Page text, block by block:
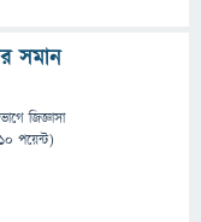
সমান
জিজ্ঞাসা
পয়েন্ট)